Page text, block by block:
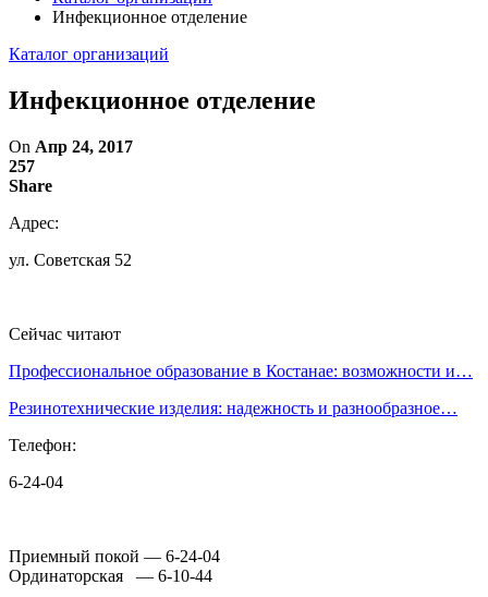
Инфекционное отделение
Каталог организаций
Инфекционное отделение
On Апр 24, 2017
257
Share
Адрес:
ул. Советская 52
Сейчас читают
Профессиональное образование в Костанае: возможности и…
Резинотехнические изделия: надежность и разнообразное…
Телефон:
6-24-04
Приемный покой — 6-24-04
Ординаторская — 6-10-44